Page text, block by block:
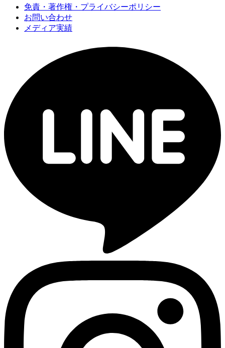
免責・著作権・プライバシーポリシー
お問い合わせ
メディア実績